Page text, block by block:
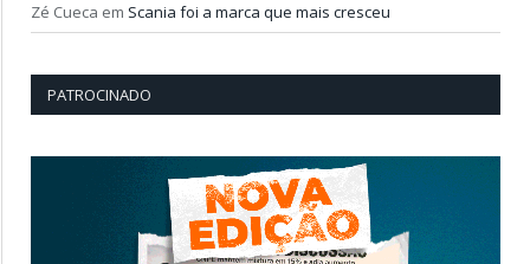
Zé Cueca em Scania foi a marca que mais cresceu
PATROCINADO